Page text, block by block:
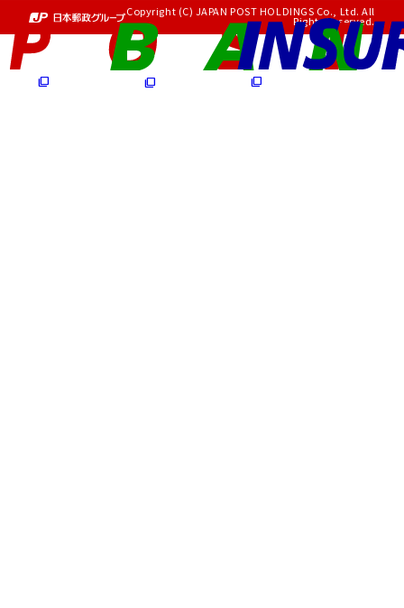
Copyright (C) JAPAN POST HOLDINGS Co., Ltd. All
Rights Reserved.